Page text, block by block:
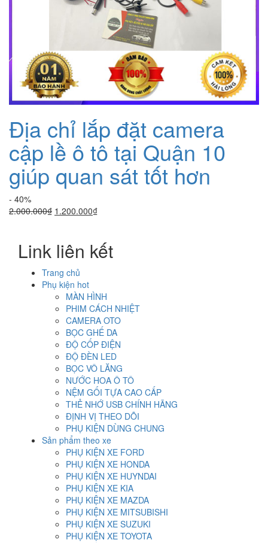
Địa chỉ lắp đặt camera
cập lề ô tô tại Quận 10
giúp quan sát tốt hơn
- 40%
2.000.000₫ Giá
2.000.000₫.
1.200.000₫Giá
là:
1.200.000₫.
Link liên kết
Trang chủ
Phụ kiện hot
MÀN HÌNH
PHIM CÁCH NHIỆT
CAMERA OTO
BỌC GHẾ DA
ĐỘ CỐP ĐIỆN
ĐỘ ĐÈN LED
BỌC VÔ LĂNG
NƯỚC HOA Ô TÔ
NỆM GỐI TỰA CAO CẤP
THẺ NHỚ USB CHÍNH HÃNG
ĐỊNH VỊ THEO DÕI
PHỤ KIỆN DÙNG CHUNG
Sản phẩm theo xe
PHỤ KIỆN XE FORD
PHỤ KIỆN XE HONDA
PHỤ KIỆN XE HUYNDAI
PHỤ KIỆN XE KIA
PHỤ KIỆN XE MAZDA
PHỤ KIỆN XE MITSUBISHI
PHỤ KIỆN XE SUZUKI
PHỤ KIỆN XE TOYOTA